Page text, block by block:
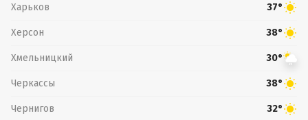
Харьков 37°
Херсон 38°
Хмельницкий 30°
Черкассы 38°
Чернигов 32°